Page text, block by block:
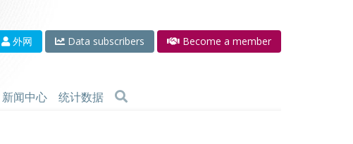
外网 Data subscribers Become a member
新闻中心 统计数据